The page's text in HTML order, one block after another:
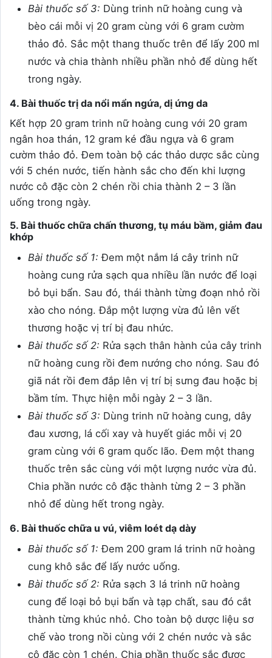
Bài thuốc số 3: Dùng trinh nữ hoàng cung và
bèo cái mỗi vị 20 gram cùng với 6 gram cườm
thảo đỏ. Sắc một thang thuốc trên để lấy 200 ml
nước và chia thành nhiều phần nhỏ để dùng hết
trong ngày.
4. Bài thuốc trị da nổi mẩn ngứa, dị ứng da
Kết hợp 20 gram trinh nữ hoàng cung với 20 gram
ngân hoa thán, 12 gram ké đầu ngựa và 6 gram
cườm thảo đỏ. Đem toàn bộ các thảo dược sắc cùng
với 5 chén nước, tiến hành sắc cho đến khi lượng
nước cô đặc còn 2 chén rồi chia thành 2 – 3 lần
uống trong ngày.
5. Bài thuốc chữa chấn thương, tụ máu bầm, giảm đau
khớp
Bài thuốc số 1:Đem một nắm lá cây trinh nữ
hoàng cung rửa sạch qua nhiều lần nước để loại
bỏ bụi bẩn. Sau đó, thái thành từng đoạn nhỏ rồi
xào cho nóng. Đắp một lượng vừa đủ lên vết
thương hoặc vị trí bị đau nhức.
Bài thuốc số 2: Rửa sạch thân hành của cây trinh
nữ hoàng cung rồi đem nướng cho nóng. Sau đó
giã nát rồi đem đắp lên vị trí bị sưng đau hoặc bị
bầm tím. Thực hiện mỗi ngày 2 – 3 lần.
Bài thuốc số 3: Dùng trinh nữ hoàng cung, dây
đau xương, lá cối xay và huyết giác mỗi vị 20
gram cùng với 6 gram quốc lão. Đem một thang
thuốc trên sắc cùng với một lượng nước vừa đủ.
Chia phần nước cô đặc thành từng 2 – 3 phần
nhỏ để dùng hết trong ngày.
6. Bài thuốc chữa u vú, viêm loét dạ dày
Bài thuốc số 1: Đem 200 gram lá trinh nữ hoàng
cung khô sắc để lấy nước uống.
Bài thuốc số 2: Rửa sạch 3 lá trinh nữ hoàng
cung để loại bỏ bụi bẩn và tạp chất, sau đó cắt
thành từng khúc nhỏ. Cho toàn bộ dược liệu sơ
chế vào trong nồi cùng với 2 chén nước và sắc
cô đặc còn 1 chén. Chia phần thuốc sắc được